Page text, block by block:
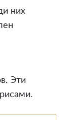
них
Эти